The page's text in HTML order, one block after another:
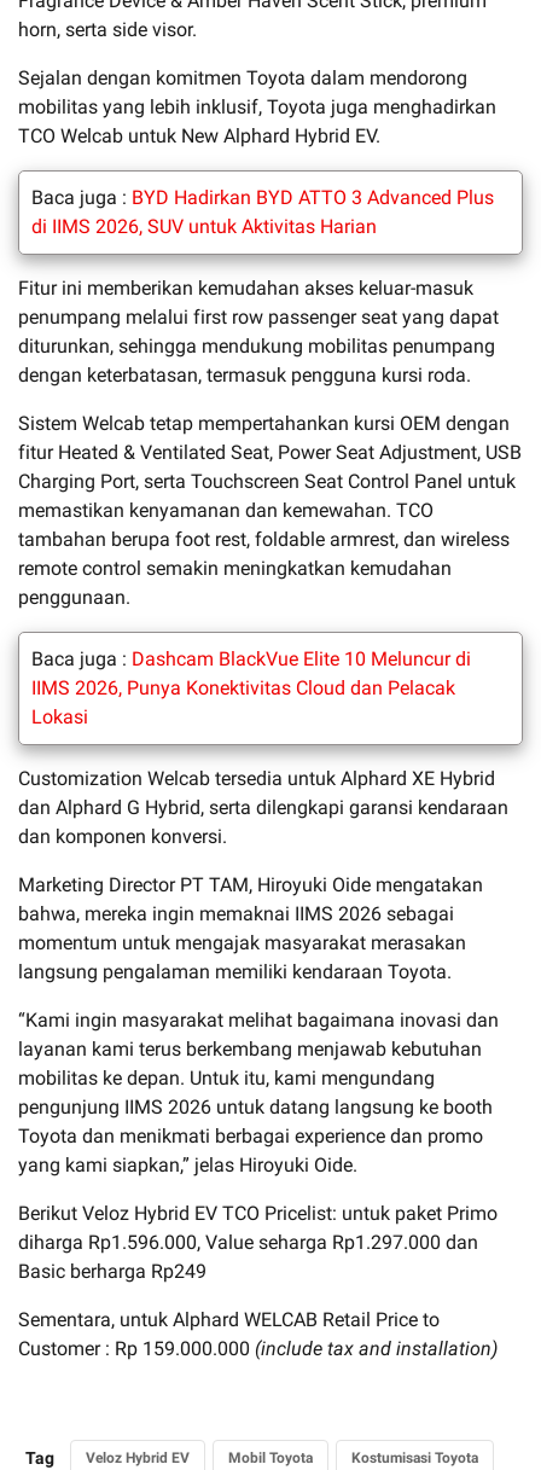
horn, serta side visor.
Sejalan dengan komitmen Toyota dalam mendorong
mobilitas yang lebih inklusif, Toyota juga menghadirkan
TCO Welcab untuk New Alphard Hybrid EV.
Baca juga : BYD Hadirkan BYD ATTO 3 Advanced Plus
di IIMS 2026, SUV untuk Aktivitas Harian
Fitur ini memberikan kemudahan akses keluar-masuk
penumpang melalui first row passenger seat yang dapat
diturunkan, sehingga mendukung mobilitas penumpang
dengan keterbatasan, termasuk pengguna kursi roda.
Sistem Welcab tetap mempertahankan kursi OEM dengan
fitur Heated & Ventilated Seat, Power Seat Adjustment, USB
Charging Port, serta Touchscreen Seat Control Panel untuk
memastikan kenyamanan dan kemewahan. TCO
tambahan berupa foot rest, foldable armrest, dan wireless
remote control semakin meningkatkan kemudahan
penggunaan.
Baca juga : Dashcam BlackVue Elite 10 Meluncur di
IIMS 2026, Punya Konektivitas Cloud dan Pelacak
Lokasi
Customization Welcab tersedia untuk Alphard XE Hybrid
dan Alphard G Hybrid, serta dilengkapi garansi kendaraan
dan komponen konversi.
Marketing Director PT TAM, Hiroyuki Oide mengatakan
bahwa, mereka ingin memaknai IIMS 2026 sebagai
momentum untuk mengajak masyarakat merasakan
langsung pengalaman memiliki kendaraan Toyota.
“Kami ingin masyarakat melihat bagaimana inovasi dan
layanan kami terus berkembang menjawab kebutuhan
mobilitas ke depan. Untuk itu, kami mengundang
pengunjung IIMS 2026 untuk datang langsung ke booth
Toyota dan menikmati berbagai experience dan promo
yang kami siapkan,” jelas Hiroyuki Oide.
Berikut Veloz Hybrid EV TCO Pricelist: untuk paket Primo
diharga Rp1.596.000, Value seharga Rp1.297.000 dan
Basic berharga Rp249
Sementara, untuk Alphard WELCAB Retail Price to
Customer : Rp 159.000.000 (include tax and installation)
Tag Veloz Hybrid EV Mobil Toyota Kostumisasi Toyota